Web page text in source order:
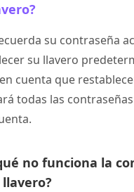
su contraseña
su llavero
cuenta que
todas las
no funciona la